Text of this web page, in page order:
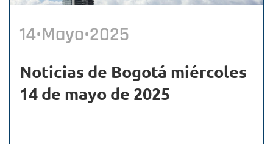
14•Mayo•2025
Noticias de Bogotá miércoles
14 de mayo de 2025